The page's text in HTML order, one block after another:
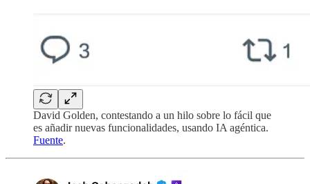
David Golden, contestando a un hilo sobre lo fácil que
es añadir nuevas funcionalidades, usando IA agéntica.
Fuente.